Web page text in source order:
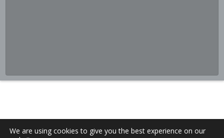
We are using cookies to give you the best experience on our